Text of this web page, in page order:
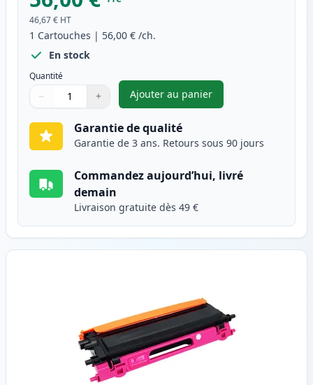
46,67 € HT
1 Cartouches | 56,00 € /ch.
En stock
Quantité
Quantité
Utilisez les boutons pour ajuster
− +
Quantité
Ajouter au panier
,Brother TN135C (TN130C)
Garantie de qualité
Garantie de 3 ans. Retours sous 90 jours
Commandez aujourd’hui, livré
demain
Livraison gratuite dès 49 €